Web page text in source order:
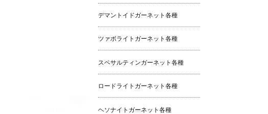
デマントイドガーネット各種
ツァボライトガーネット各種
スペサルティンガーネット各種
ロードライトガーネット各種
ヘソナイトガーネット各種